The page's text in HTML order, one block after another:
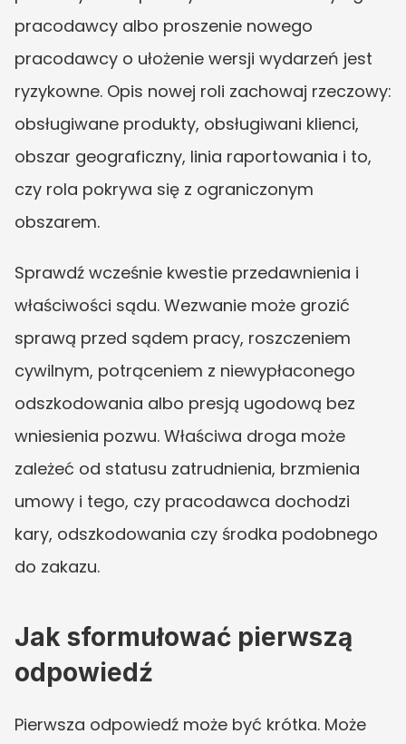
pracodawcy albo proszenie nowego
pracodawcy o ułożenie wersji wydarzeń jest
ryzykowne. Opis nowej roli zachowaj rzeczowy:
obsługiwane produkty, obsługiwani klienci,
obszar geograficzny, linia raportowania i to,
czy rola pokrywa się z ograniczonym
obszarem.
Sprawdź wcześnie kwestie przedawnienia i
właściwości sądu. Wezwanie może grozić
sprawą przed sądem pracy, roszczeniem
cywilnym, potrąceniem z niewypłaconego
odszkodowania albo presją ugodową bez
wniesienia pozwu. Właściwa droga może
zależeć od statusu zatrudnienia, brzmienia
umowy i tego, czy pracodawca dochodzi
kary, odszkodowania czy środka podobnego
do zakazu.
Jak sformułować pierwszą
odpowiedź
Pierwsza odpowiedź może być krótka. Może